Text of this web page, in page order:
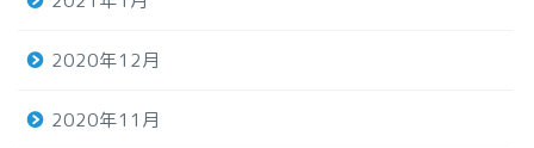
2020年12月
2020年11月